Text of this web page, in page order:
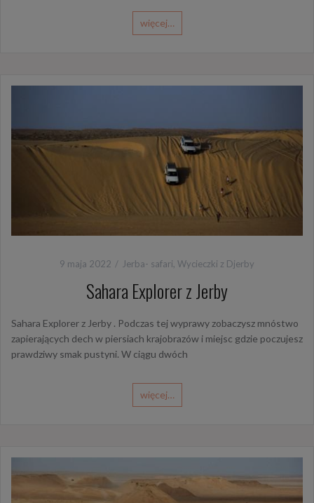
więcej…
9 maja 2022 Jerba- safari, Wycieczki z Djerby
Sahara Explorer z Jerby
Sahara Explorer z Jerby . Podczas tej wyprawy zobaczysz mnóstwo
zapierających dech w piersiach krajobrazów i miejsc gdzie poczujesz
prawdziwy smak pustyni. W ciągu dwóch
więcej…